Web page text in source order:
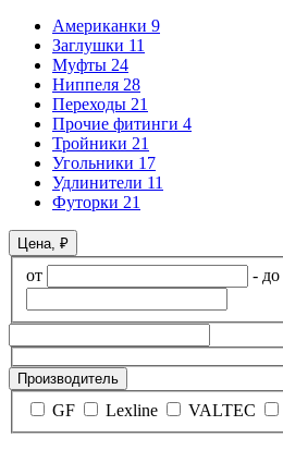
Американки 9
Заглушки 11
Муфты 24
Ниппеля 28
Переходы 21
Прочие фитинги 4
Тройники 21
Угольники 17
Удлинители 11
Футорки 21
Цена, ₽
от - до
Производитель
GF Lexline VALTEC